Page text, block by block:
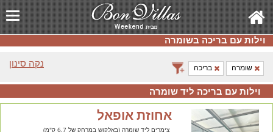
וילות עם בריכה בשומרה
נקה סינון
שומרה בריכה
וילות עם בריכה ליד שומרה
אחוזת אופאל
צימרים ליד שומרה (באלקוש במרחק של 6.7 ק"מ)